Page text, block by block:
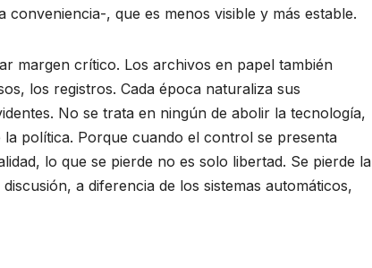
, que es menos visible y más estable.
margen crítico. Los archivos en papel también
los registros. Cada época naturaliza sus
No se trata en ningún de abolir la tecnología,
política. Porque cuando el control se presenta
lo que se pierde no es solo libertad. Se pierde la
a diferencia de los sistemas automáticos,